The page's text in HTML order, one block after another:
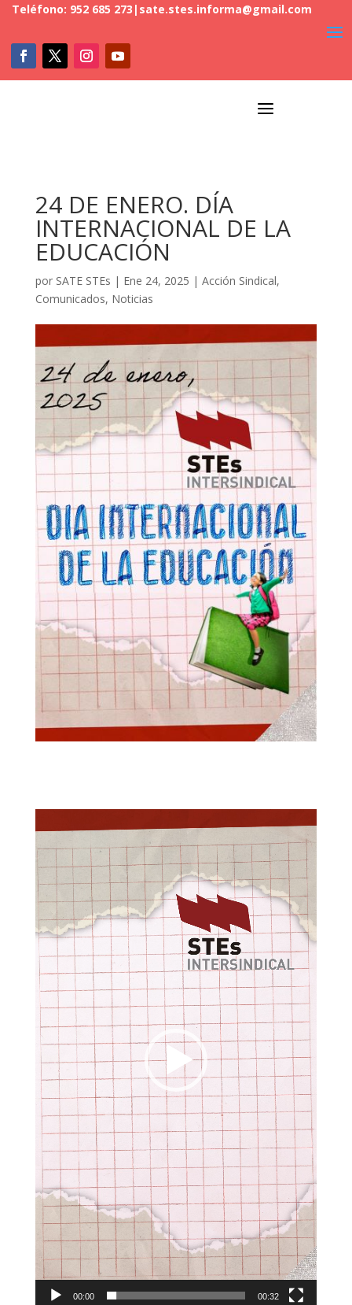
Teléfono: 952 685 273 | sate.stes.informa@gmail.com
a
24 DE ENERO. DÍA
INTERNACIONAL DE LA
EDUCACIÓN
por SATE STEs | Ene 24, 2025 | Acción Sindical,
Comunicados, Noticias
de
vídeo
00:00 00:32